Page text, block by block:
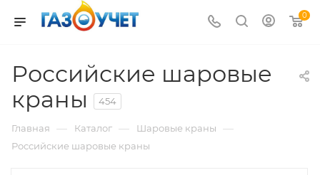
0
Российские шаровые
краны
454
Главная — Каталог — Шаровые краны —
Российские шаровые краны